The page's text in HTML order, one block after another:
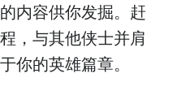
内容供你发掘。赶
，与其他侠士并肩
你的英雄篇章。